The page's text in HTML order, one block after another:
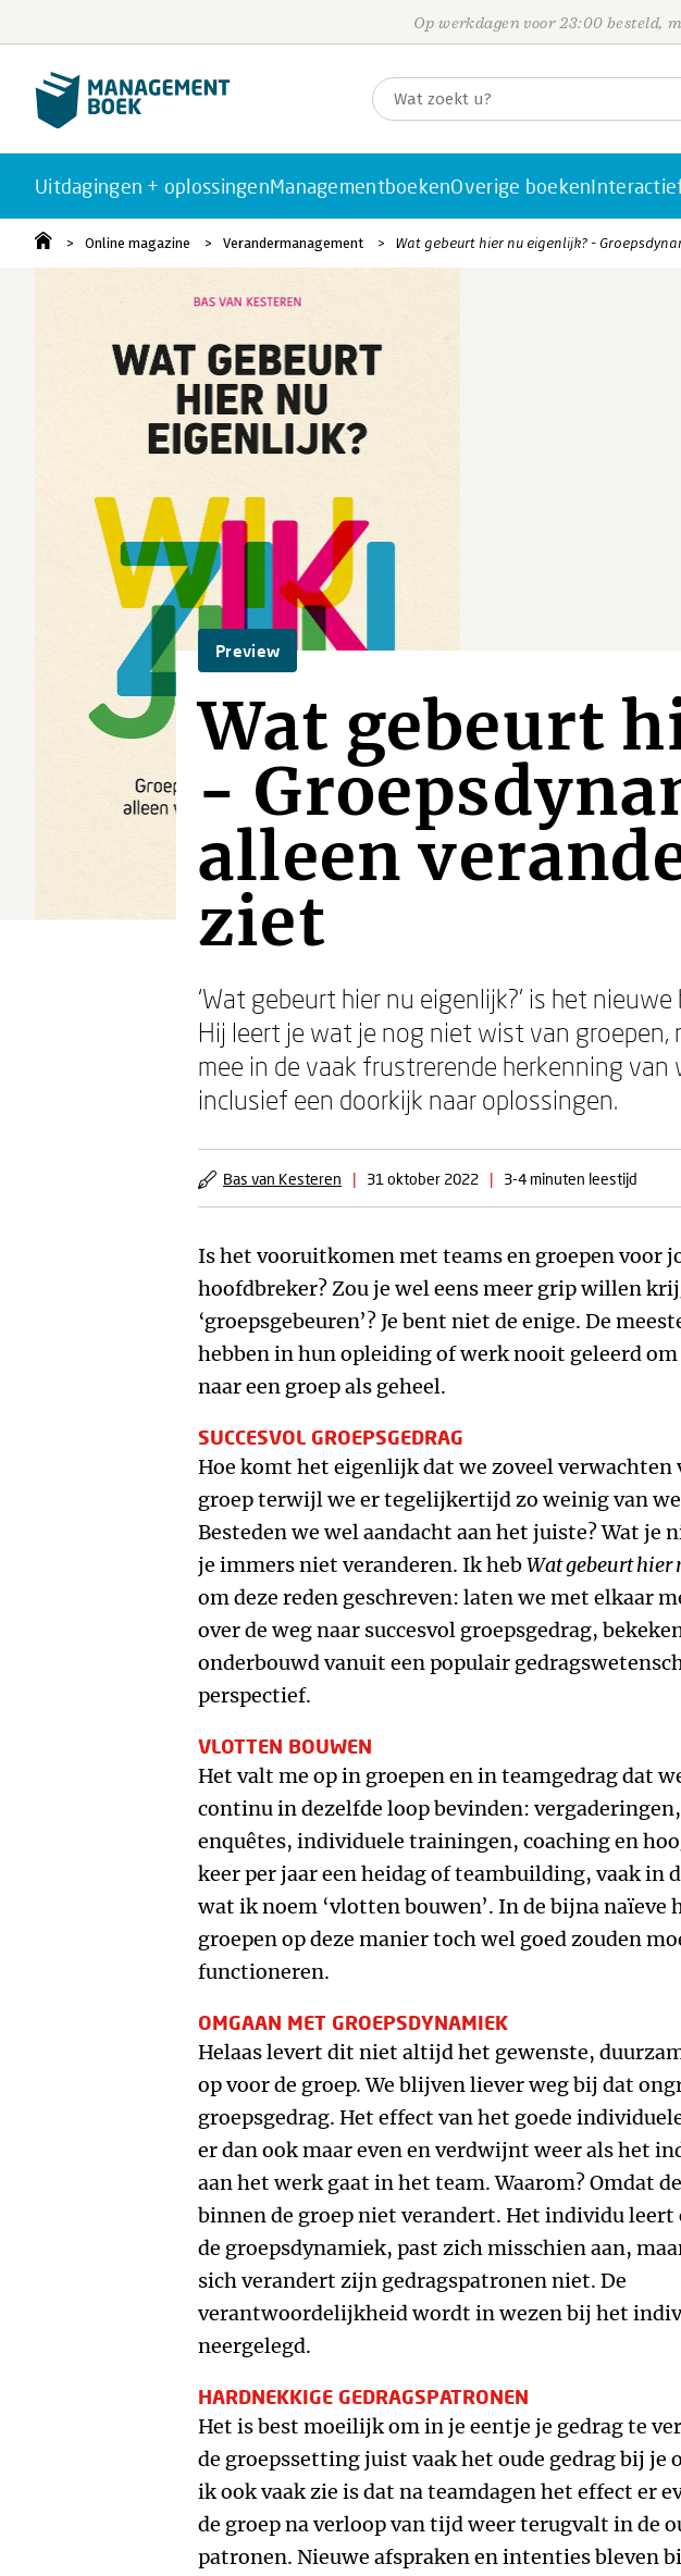
Op werkdagen voor 23:00 besteld,
Uitdagingen + oplossingenManagementboekenOverige boeken
Online magazine Verandermanagement Wat gebeurt hier nu eigenlijk? -
Preview
Wat gebeurt
-
alleen
ziet
‘Wat gebeurt hier nu eigenlijk?’ is het
Hij leert je wat je nog niet wist van
mee in de vaak frustrerende herkenning
inclusief een doorkijk naar oplossingen.
Bas van Kesteren | 31 oktober 2022 | 3-4 minuten leestijd
Is het vooruitkomen met teams en groepen voor
hoofdbreker? Zou je wel eens meer grip willen
‘groepsgebeuren’? Je bent niet de enige. De
hebben in hun opleiding of werk nooit geleerd
naar een groep als geheel.
SUCCESVOL GROEPSGEDRAG
Hoe komt het eigenlijk dat we zoveel verwachten
groep terwijl we er tegelijkertijd zo weinig van
Besteden we wel aandacht aan het juiste? Wat je
je immers niet veranderen. Ik hebWat gebeurt hier
om deze reden geschreven: laten we met elkaar
over de weg naar succesvol groepsgedrag,
onderbouwd vanuit een populair
perspectief.
VLOTTEN BOUWEN
Het valt me op in groepen en in teamgedrag dat
continu in dezelfde loop bevinden:
enquêtes, individuele trainingen, coaching en
keer per jaar een heidag of teambuilding, vaak in
wat ik noem ‘vlotten bouwen’. In de bijna naïeve
groepen op deze manier toch wel goed zouden
functioneren.
OMGAAN MET GROEPSDYNAMIEK
Helaas levert dit niet altijd het gewenste,
op voor de groep. We blijven liever weg bij dat
groepsgedrag. Het effect van het goede
er dan ook maar even en verdwijnt weer als het
aan het werk gaat in het team. Waarom? Omdat
binnen de groep niet verandert. Het individu leert
de groepsdynamiek, past zich misschien aan,
sich verandert zijn gedragspatronen niet. De
verantwoordelijkheid wordt in wezen bij het
neergelegd.
HARDNEKKIGE GEDRAGSPATRONEN
Het is best moeilijk om in je eentje je gedrag te
de groepssetting juist vaak het oude gedrag bij je
ik ook vaak zie is dat na teamdagen het effect er
de groep na verloop van tijd weer terugvalt in de
patronen. Nieuwe afspraken en intenties bleven